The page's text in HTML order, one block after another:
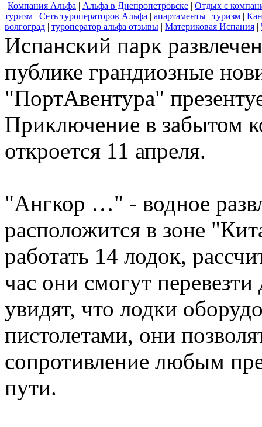
Компания Альфа | Альфа в Днепропетровске | Отдых с
туризм | Сеть туроператоров Альфа | апартаменты | туризм |
волгоград | туроператор альфа отзывы | Материковая Испания |
Испанский парк
публике грандиозные
"ПортАвентура"
Приключение в забытом
откроется 11 апреля.
"Ангкор …" - водное
расположится в зоне
работать 14 лодок,
час они смогут
увидят, что лодки
пистолетами, они
сопротивление любым
пути.